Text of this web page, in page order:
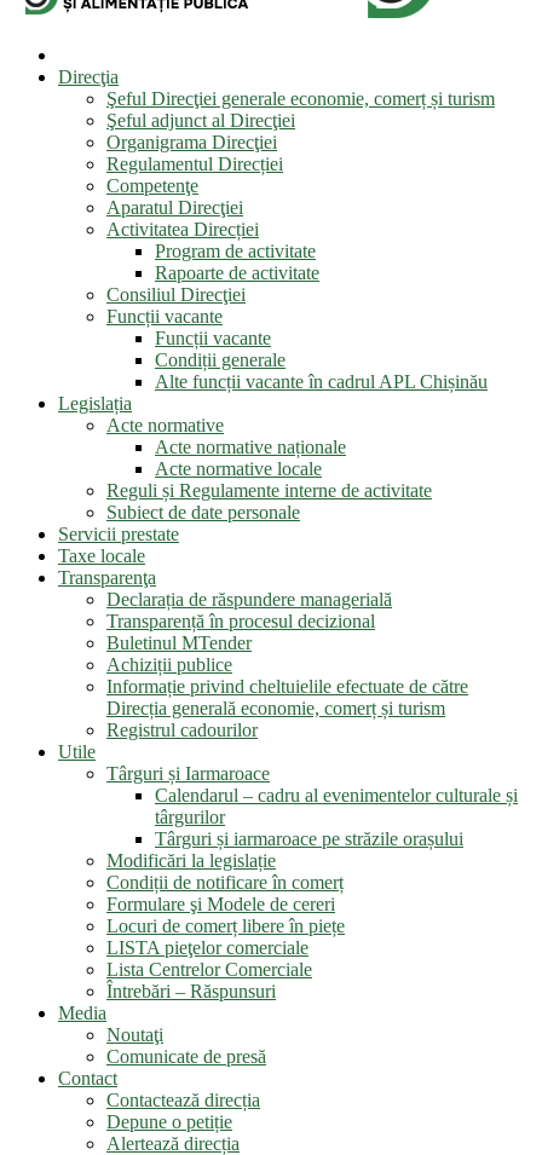
Direcţia
Şeful Direcţiei generale economie, comerț și turism
Şeful adjunct al Direcţiei
Organigrama Direcţiei
Regulamentul Direcției
Competenţe
Aparatul Direcţiei
Activitatea Direcției
Program de activitate
Rapoarte de activitate
Consiliul Direcţiei
Funcții vacante
Funcții vacante
Condiții generale
Alte funcții vacante în cadrul APL Chișinău
Legislația
Acte normative
Acte normative naționale
Acte normative locale
Reguli și Regulamente interne de activitate
Subiect de date personale
Servicii prestate
Taxe locale
Transparenţa
Declarația de răspundere managerială
Transparență în procesul decizional
Buletinul MTender
Achiziții publice
Informație privind cheltuielile efectuate de către
Direcția generală economie, comerț și turism
Registrul cadourilor
Utile
Târguri și Iarmaroace
Calendarul – cadru al evenimentelor culturale și
târgurilor
Târguri și iarmaroace pe străzile orașului
Modificări la legislație
Condiții de notificare în comerț
Formulare şi Modele de cereri
Locuri de comerț libere în piețe
LISTA pieţelor comerciale
Lista Centrelor Comerciale
Întrebări – Răspunsuri
Media
Noutaţi
Comunicate de presă
Contact
Contactează direcția
Depune o petiție
Alertează direcția